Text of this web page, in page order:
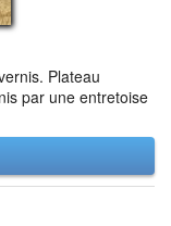
Plateau
par une entretoise